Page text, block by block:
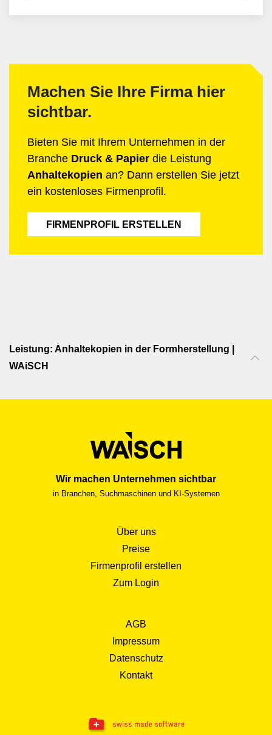
Machen Sie Ihre Firma hier
sichtbar.
Bieten Sie mit Ihrem Unternehmen in der
Branche Druck & Papier die Leistung
Anhaltekopien an? Dann erstellen Sie jetzt
ein kostenloses Firmenprofil.
FIRMENPROFIL ERSTELLEN
Leistung: Anhaltekopien in der Formherstellung |
WAiSCH
Wir machen Unternehmen sichtbar
in Branchen, Suchmaschinen und KI-Systemen
Über uns
Preise
Firmenprofil erstellen
Zum Login
AGB
Impressum
Datenschutz
Kontakt